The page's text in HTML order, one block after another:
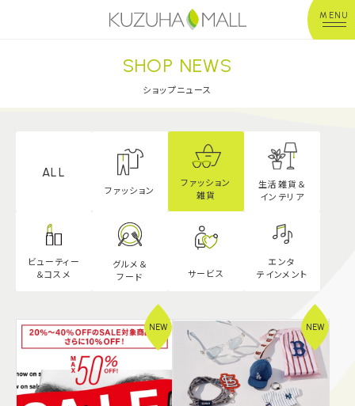
MENU
年中無休平 日：10:00~20:00
※店舗により異なる
グルメ＆フード
ショップニュース
イベント
キッズ＆ベビー
施設案内
SHOP NEWS
ショップニュース
ALL
ファッション
ファッション
雑貨
生活雑貨＆
インテリア
ビューティー
＆コスメ
グルメ＆
フード
サービス
エンタ
テインメント
NEW NEW